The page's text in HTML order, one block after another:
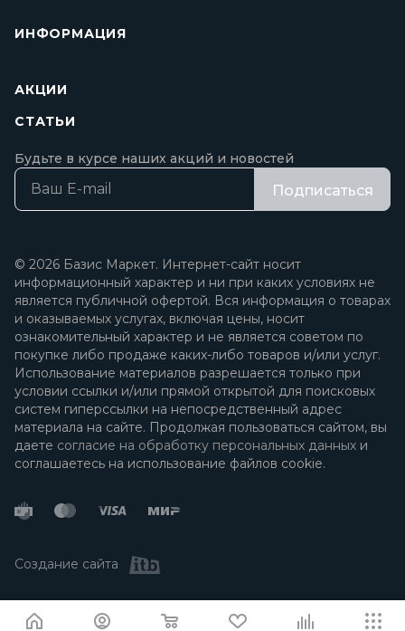
ИНФОРМАЦИЯ
АКЦИИ
СТАТЬИ
Будьте в курсе наших акций и новостей
Подписаться
© 2026 Базис Маркет. Интернет-сайт носит
информационный характер и ни при каких условиях не
является публичной офертой. Вся информация о товарах
и оказываемых услугах, включая цены, носит
ознакомительный характер и не является советом по
покупке либо продаже каких-либо товаров и/или услуг.
Использование материалов разрешается только при
условии ссылки и/или прямой открытой для поисковых
систем гиперссылки на непосредственный адрес
материала на сайте. Продолжая пользоваться сайтом, вы
даете согласие на обработку персональных данных и
соглашаетесь на использование файлов cookie.
Создание сайта